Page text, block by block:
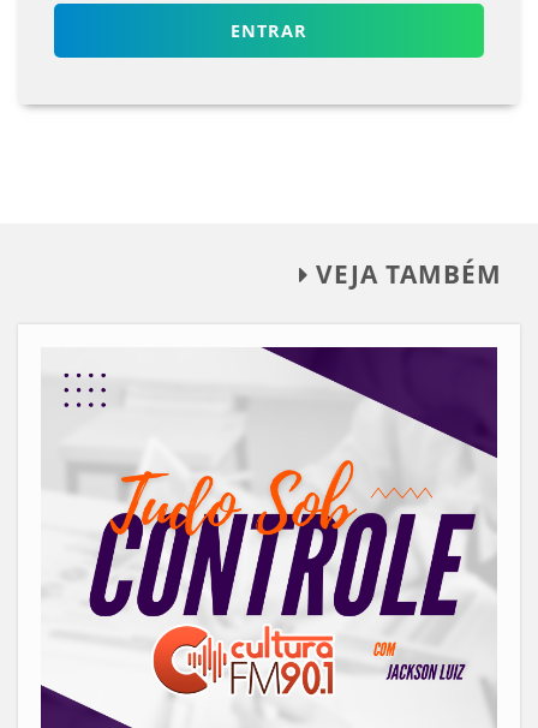
ENTRAR
VEJA TAMBÉM